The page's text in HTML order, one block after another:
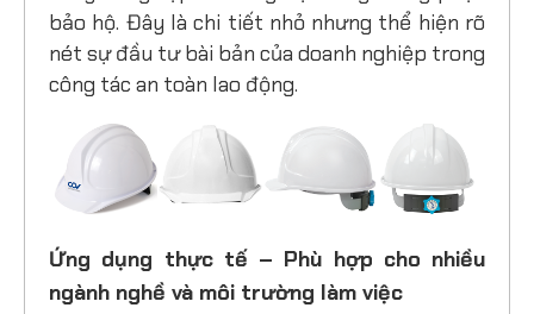
bảo hộ. Đây là chi tiết nhỏ nhưng thể hiện rõ
nét sự đầu tư bài bản của doanh nghiệp trong
công tác an toàn lao động.
Ứng dụng thực tế – Phù hợp cho nhiều
ngành nghề và môi trường làm việc